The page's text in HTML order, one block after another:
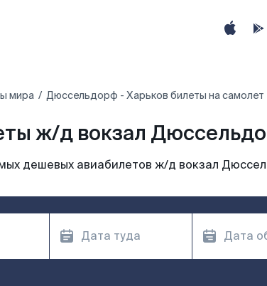
мира Дюссельдорф - Харьков билеты на самолет
ж/д вокзал
дешевых авиабилетов ж/д вокзал